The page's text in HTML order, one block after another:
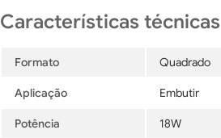
Formato Quadrado
Aplicação Embutir
Potência 18W